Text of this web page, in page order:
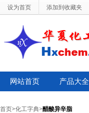
设为首页 添加到收藏夹
网站首页 产品大全
首页>化工字典>醋酸异辛脂